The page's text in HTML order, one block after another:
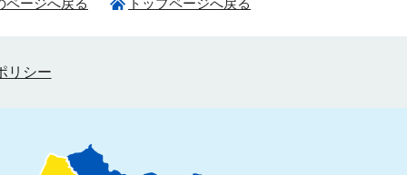
ページへ戻る トップページへ戻る
リシー